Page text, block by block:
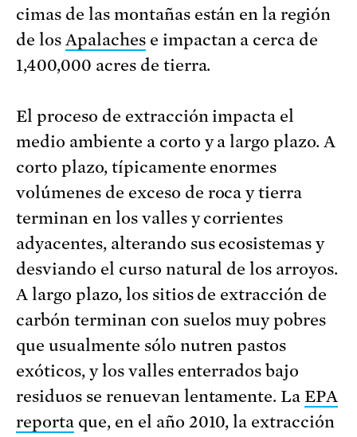
cimas de las montañas están en la región
de los Apalachese impactan a cerca de
1,400,000 acres de tierra.
El proceso de extracción impacta el
medio ambiente a corto y a largo plazo. A
corto plazo, típicamente enormes
volúmenes de exceso de roca y tierra
terminan en los valles y corrientes
adyacentes, alterando sus ecosistemas y
desviando el curso natural de los arroyos.
A largo plazo, los sitios de extracción de
carbón terminan con suelos muy pobres
que usualmente sólo nutren pastos
exóticos, y los valles enterrados bajo
residuos se renuevan lentamente. LaEPA
reportaque, en el año 2010, la extracción